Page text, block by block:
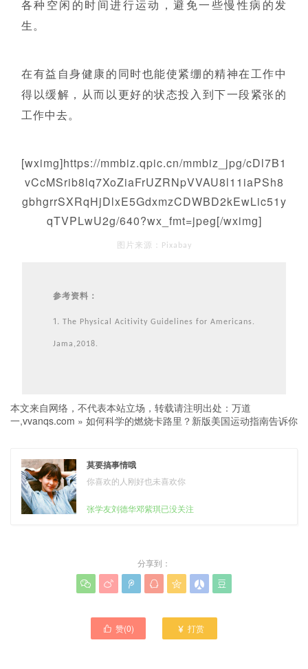
各种空闲的时间进行运动，避免一些慢性病的发
生。
在有益自身健康的同时也能使紧绷的精神在工作中
得以缓解，从而以更好的状态投入到下一段紧张的
工作中去。
[wximg]https://mmbiz.qpic.cn/mmbiz_jpg/cDl7B1
vCcMSrib8lq7XoZiaFrUZRNpVVAU8l11iaPSh8
gbhgrrSXRqHjDlxE5GdxmzCDWBD2kEwLic51y
qTVPLwU2g/640?wx_fmt=jpeg[/wximg]
图片来源：Pixabay
参考资料：
1. The Physical Acitivity Guidelines for Americans.
Jama,2018.
本文来自网络，不代表本站立场，转载请注明出处： 万道
一,vvanqs.com » 如何科学的燃烧卡路里？新版美国运动指南告诉你
莫要搞事情哦
你喜欢的人刚好也未喜欢你
张学友刘德华邓紫琪已没关注
分享到：
      
 赞(0)  打赏